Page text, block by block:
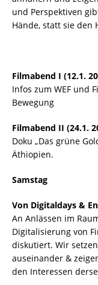
und Perspektiven
Hände, statt sie den
Filmabend I (12.1.
Infos zum WEF und
Bewegung
Filmabend II (24.1.
Doku „Das grüne
Äthiopien.
Samstag
Von Digitaldays &
An Anlässen im
Digitalisierung von
diskutiert. Wir
auseinander &
den Interessen